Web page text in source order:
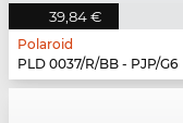
39,84 €
Polaroid
PLD 0037/R/BB - PJP/G6